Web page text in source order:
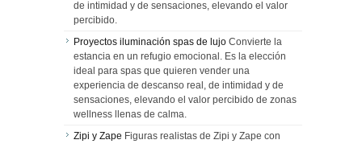
de intimidad y de sensaciones, elevando el valor
percibido.
Proyectos iluminación spas de lujo Convierte la
estancia en un refugio emocional. Es la elección
ideal para spas que quieren vender una
experiencia de descanso real, de intimidad y de
sensaciones, elevando el valor percibido de zonas
wellness llenas de calma.
Zipi y Zape Figuras realistas de Zipi y Zape con